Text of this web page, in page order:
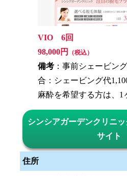
VIO 6回
98,000円
（税込）
備考 ：事前シェービン
合：シェービング代
麻酔を希望する方は、1
シンシアガーデンクリニ
サイト
住所